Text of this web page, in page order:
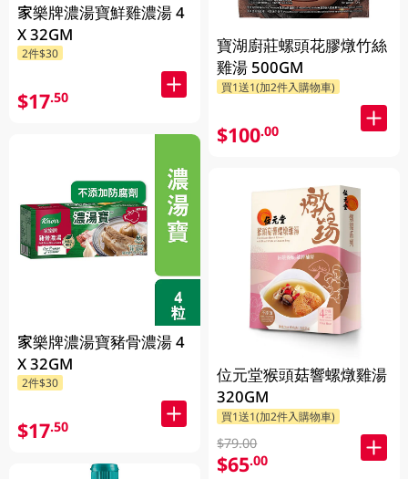
家樂牌濃湯寶鮮雞濃湯 4
X 32GM
2件$30
$17.50
家樂牌濃湯寶豬骨濃湯 4
X 32GM
2件$30
$17.50
寶湖廚莊螺頭花膠燉竹絲
雞湯 500GM
買1送1(加2件入購物車)
$100.00
位元堂猴頭菇響螺燉雞湯
320GM
買1送1(加2件入購物車)
$79.00
$65.00